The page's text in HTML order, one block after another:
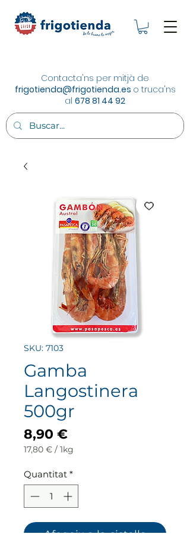
Contacta'ns per mitjà de
frigotienda@frigotienda.es o truca'ns
al 678 81 44 92
SKU: 7103
Gamba
Langostinera
500gr
8,90 €Price
17,80 € / 1kg
per
1
Quantitat *